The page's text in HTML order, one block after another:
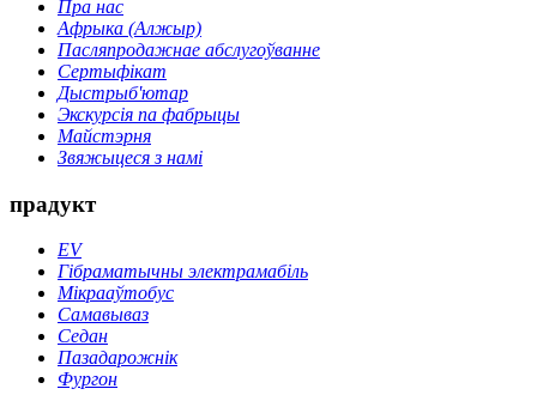
Пра нас
Афрыка (Алжыр)
Пасляпродажнае абслугоўванне
Сертыфікат
Дыстрыб'ютар
Экскурсія па фабрыцы
Майстэрня
Звяжыцеся з намі
прадукт
EV
Гібраматычны электрамабіль
Мікрааўтобус
Самавываз
Седан
Пазадарожнік
Фургон